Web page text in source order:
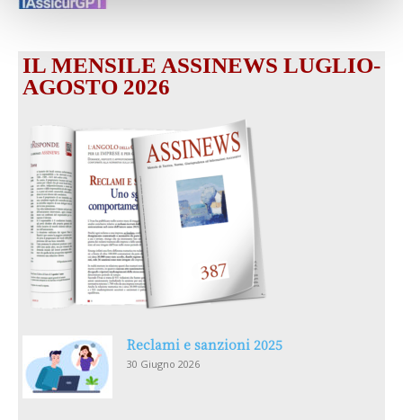
IL MENSILE ASSINEWS LUGLIO-
AGOSTO 2026
Reclami e sanzioni 2025
30 Giugno 2026